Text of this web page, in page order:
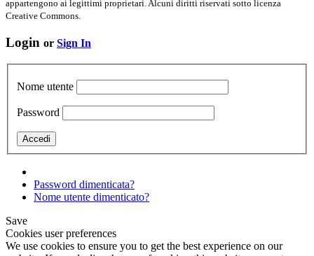
appartengono ai legittimi proprietari. Alcuni diritti riservati sotto licenza
Creative Commons.
Login or Sign In
Nome utente
Password
Password dimenticata?
Nome utente dimenticato?
Save
Cookies user preferences
We use cookies to ensure you to get the best experience on our